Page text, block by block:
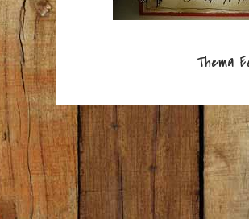
Thema